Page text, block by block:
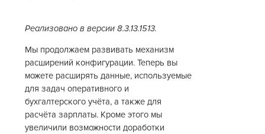
Реализовано в версии 8.3.13.1513.
Мы продолжаем развивать механизм
расширений конфигурации. Теперь вы
можете расширять данные, используемые
для задач оперативного и
бухгалтерского учёта, а также для
расчёта зарплаты. Кроме этого мы
увеличили возможности доработки